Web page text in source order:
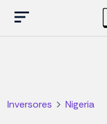
Inversores Nigeria